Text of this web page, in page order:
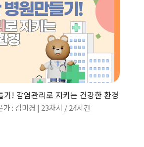
기! 감염관리로 지키는 건강한 환경
가 : 김미경 | 23차시 /24시간